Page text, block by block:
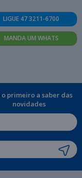
LIGUE 47 3211-6700
MANDA UM WHATS
o primeiro a saber das
novidades